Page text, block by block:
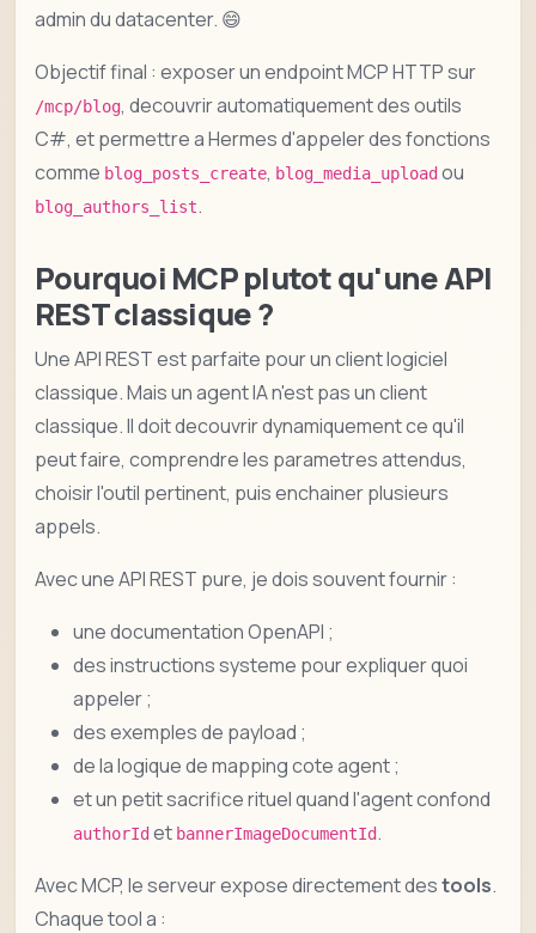
admin du datacenter. 😄
Objectif final : exposer un endpoint MCP HTTP sur
/mcp/blog, decouvrir automatiquement des outils
C#, et permettre a Hermes d'appeler des fonctions
comme blog_posts_create, blog_media_upload ou
blog_authors_list.
Pourquoi MCP plutot qu'une API
REST classique ?
Une API REST est parfaite pour un client logiciel
classique. Mais un agent IA n'est pas un client
classique. Il doit decouvrir dynamiquement ce qu'il
peut faire, comprendre les parametres attendus,
choisir l'outil pertinent, puis enchainer plusieurs
appels.
Avec une API REST pure, je dois souvent fournir :
une documentation OpenAPI ;
des instructions systeme pour expliquer quoi
appeler ;
des exemples de payload ;
de la logique de mapping cote agent ;
et un petit sacrifice rituel quand l'agent confond
authorId et bannerImageDocumentId.
Avec MCP, le serveur expose directement destools.
Chaque tool a :